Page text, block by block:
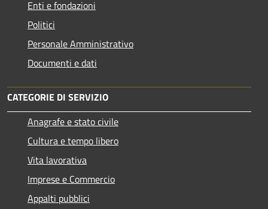
Enti e fondazioni
Politici
Personale Amministrativo
Documenti e dati
CATEGORIE DI SERVIZIO
Anagrafe e stato civile
Cultura e tempo libero
Vita lavorativa
Imprese e Commercio
Appalti pubblici